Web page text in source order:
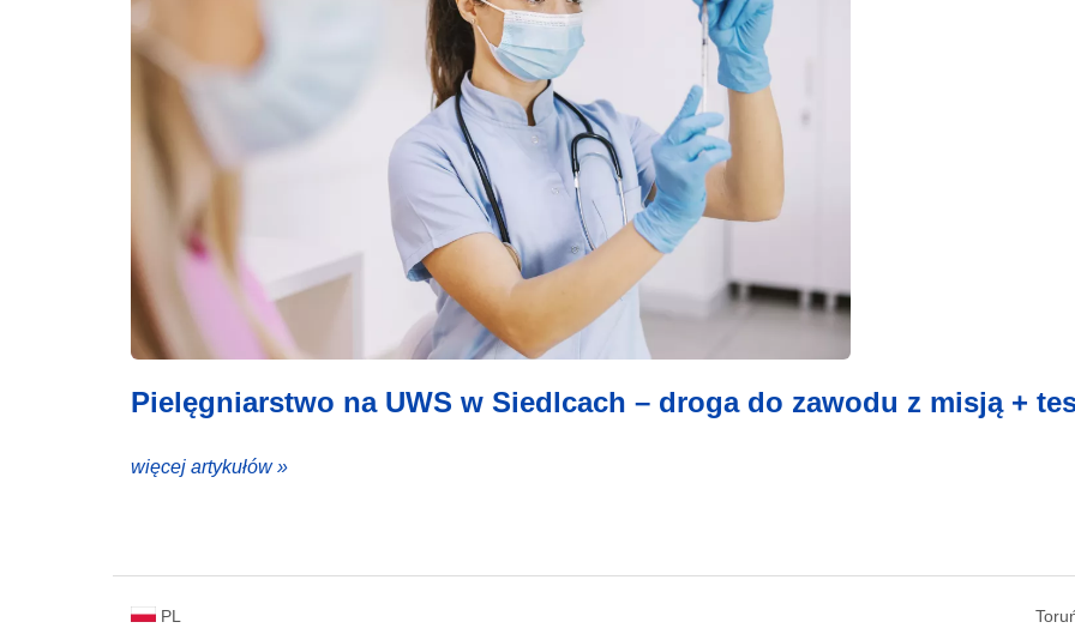
Pielęgniarstwo na UWS w Siedlcach – droga do zawodu z misją +
więcej artykułów »
PL